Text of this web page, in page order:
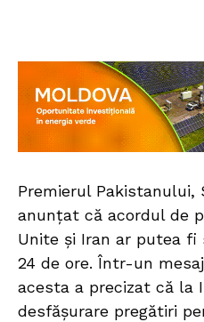
Premierul Pakistanului,
anunțat că acordul de
Unite și Iran ar putea
24 de ore. Într-un
acesta a precizat că la
desfășurare pregătiri